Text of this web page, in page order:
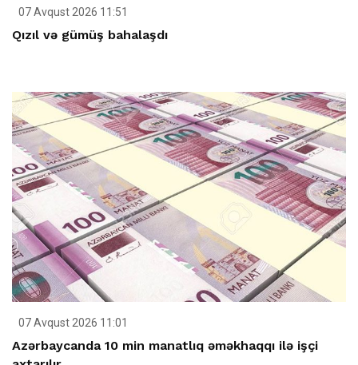
07 Avqust 2026 11:51
Qızıl və gümüş bahalaşdı
07 Avqust 2026 11:01
Azərbaycanda 10 min manatlıq əməkhaqqı ilə işçi